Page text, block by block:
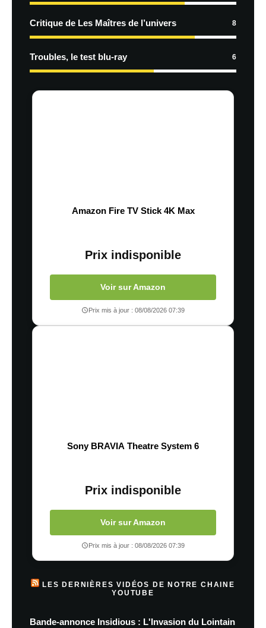
Critique de Les Maîtres de l’univers 8
Troubles, le test blu-ray 6
Amazon Fire TV Stick 4K Max
Prix indisponible
Voir sur Amazon
Prix mis à jour : 08/08/2026 07:39
Sony BRAVIA Theatre System 6
Prix indisponible
Voir sur Amazon
Prix mis à jour : 08/08/2026 07:39
LES DERNIÈRES VIDÉOS DE NOTRE CHAINE
YOUTUBE
Bande-annonce Insidious : L'Invasion du Lointain